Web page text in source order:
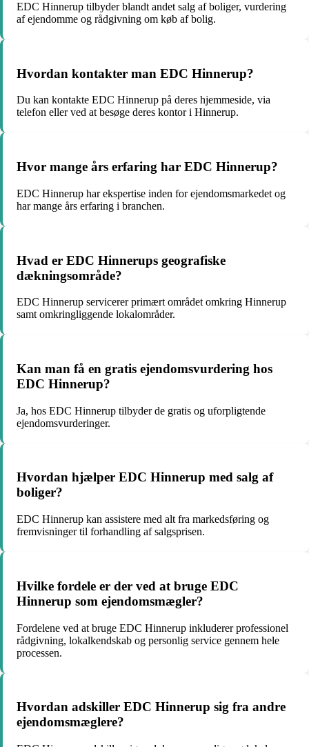
EDC Hinnerup tilbyder blandt andet salg af boliger, vurdering
af ejendomme og rådgivning om køb af bolig.
Hvordan kontakter man EDC Hinnerup?
Du kan kontakte EDC Hinnerup på deres hjemmeside, via
telefon eller ved at besøge deres kontor i Hinnerup.
Hvor mange års erfaring har EDC Hinnerup?
EDC Hinnerup har ekspertise inden for ejendomsmarkedet og
har mange års erfaring i branchen.
Hvad er EDC Hinnerups geografiske
dækningsområde?
EDC Hinnerup servicerer primært området omkring Hinnerup
samt omkringliggende lokalområder.
Kan man få en gratis ejendomsvurdering hos
EDC Hinnerup?
Ja, hos EDC Hinnerup tilbyder de gratis og uforpligtende
ejendomsvurderinger.
Hvordan hjælper EDC Hinnerup med salg af
boliger?
EDC Hinnerup kan assistere med alt fra markedsføring og
fremvisninger til forhandling af salgsprisen.
Hvilke fordele er der ved at bruge EDC
Hinnerup som ejendomsmægler?
Fordelene ved at bruge EDC Hinnerup inkluderer professionel
rådgivning, lokalkendskab og personlig service gennem hele
processen.
Hvordan adskiller EDC Hinnerup sig fra andre
ejendomsmæglere?